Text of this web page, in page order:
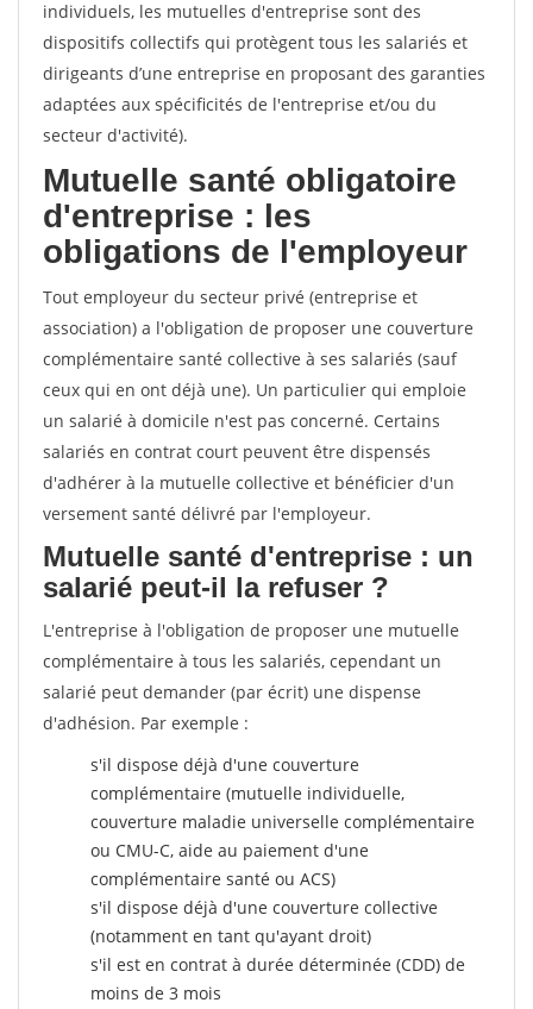
individuels, les mutuelles d'entreprise sont des
dispositifs collectifs qui protègent tous les salariés et
dirigeants d’une entreprise en proposant des garanties
adaptées aux spécificités de l'entreprise et/ou du
secteur d'activité).
Mutuelle santé obligatoire
d'entreprise : les
obligations de l'employeur
Tout employeur du secteur privé (entreprise et
association) a l'obligation de proposer une couverture
complémentaire santé collective à ses salariés (sauf
ceux qui en ont déjà une). Un particulier qui emploie
un salarié à domicile n'est pas concerné. Certains
salariés en contrat court peuvent être dispensés
d'adhérer à la mutuelle collective et bénéficier d'un
versement santé délivré par l'employeur.
Mutuelle santé d'entreprise : un
salarié peut-il la refuser ?
L'entreprise à l'obligation de proposer une mutuelle
complémentaire à tous les salariés, cependant un
salarié peut demander (par écrit) une dispense
d'adhésion. Par exemple :
s'il dispose déjà d'une couverture
complémentaire (mutuelle individuelle,
couverture maladie universelle complémentaire
ou CMU-C, aide au paiement d'une
complémentaire santé ou ACS)
s'il dispose déjà d'une couverture collective
(notamment en tant qu'ayant droit)
s'il est en contrat à durée déterminée (CDD) de
moins de 3 mois